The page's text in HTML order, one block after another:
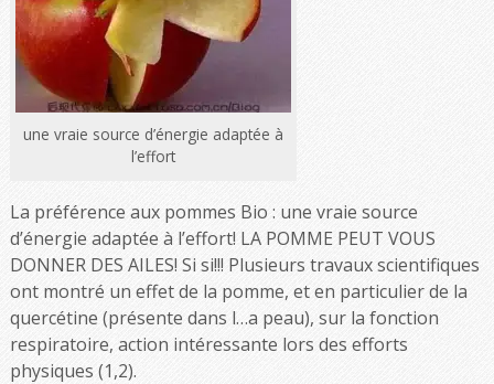
une vraie source d’énergie adaptée à
l’effort
La préférence aux pommes Bio : une vraie source
d’énergie adaptée à l’effort! LA POMME PEUT VOUS
DONNER DES AILES! Si si!!! Plusieurs travaux scientifiques
ont montré un effet de la pomme, et en particulier de la
quercétine (présente dans l…a peau), sur la fonction
respiratoire, action intéressante lors des efforts
physiques (1,2).